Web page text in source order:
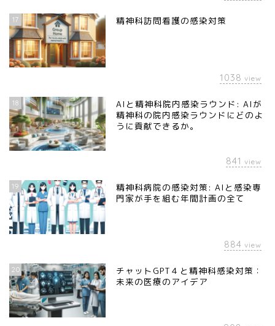
17 精神科訪問看護の感染対策
1038 view
18
AIと精神科院内感染ラウンド: AIが
精神科の院内感染ラウンドにどのよ
うに貢献できるか。
841 view
19
精神科病院の感染対策: AIと感染専
門家が手を組む年間計画の全て
884 view
20
チャットGPT４と精神科感染対策：
未来の医療のアイデア